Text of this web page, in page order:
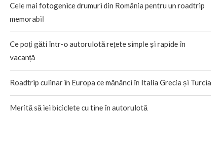
Cele mai fotogenice drumuri din România pentru un roadtrip
memorabil
Ce poți găti într-o autorulotă rețete simple și rapide în
vacanță
Roadtrip culinar în Europa ce mănânci în Italia Grecia și Turcia
Merită să iei biciclete cu tine în autorulotă